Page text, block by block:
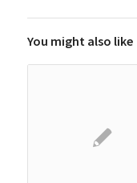
You might also like